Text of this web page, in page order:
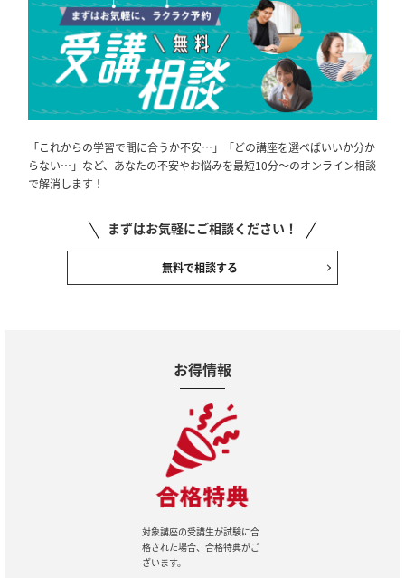
「これからの学習で間に合うか不安…」「どの講座を選べばいいか分か
らない…」など、あなたの不安やお悩みを最短10分～のオンライン相談
で解消します！
まずはお気軽にご相談ください！
無料で相談する
お得情報
対象講座の受講生が試験に合
格された場合、合格特典がご
ざいます。